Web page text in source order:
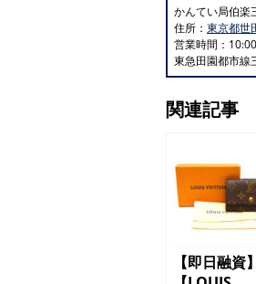
かんてい局伯楽
住所：東京都世
営業時間：
東急田園都市
関連記事
【即日融資】